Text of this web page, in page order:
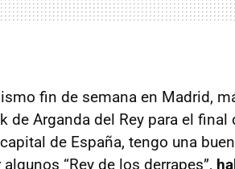
fin de semana en Madrid,
de Arganda del Rey para el final
de España, tengo una
“Rey de los derrapes”,